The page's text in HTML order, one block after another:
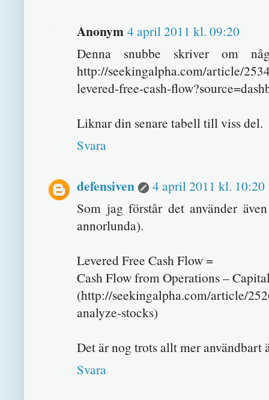
Anonym 4 april 2011 kl. 09:20
Denna snubbe skriver om
http://seekingalpha.com/article/
levered-free-cash-
Liknar din senare tabell till viss del.
Svara
defensiven
4 april 2011 kl. 10:20
Som jag förstår det använder
annorlunda).
Levered Free Cash Flow =
Cash Flow from Operations –
(http://seekingalpha.com/article/
analyze-stocks)
Det är nog trots allt mer användbart
Svara